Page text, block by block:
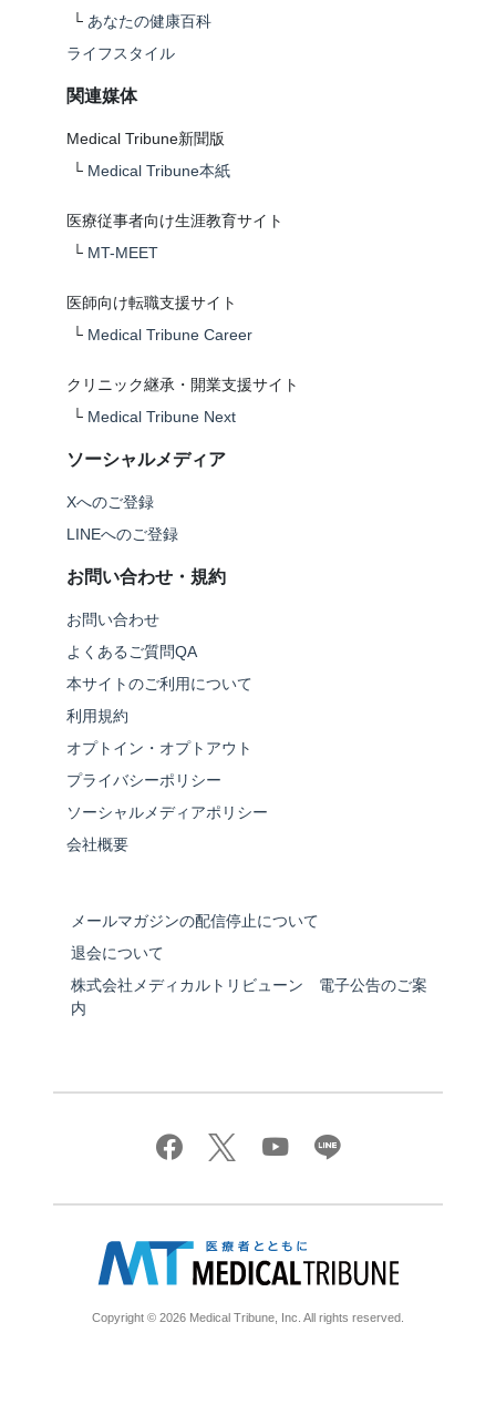
└ あなたの健康百科
ライフスタイル
関連媒体
Medical Tribune新聞版
└ Medical Tribune本紙
医療従事者向け生涯教育サイト
└ MT-MEET
医師向け転職支援サイト
└ Medical Tribune Career
クリニック継承・開業支援サイト
└ Medical Tribune Next
ソーシャルメディア
Xへのご登録
LINEへのご登録
お問い合わせ・規約
お問い合わせ
よくあるご質問QA
本サイトのご利用について
利用規約
オプトイン・オプトアウト
プライバシーポリシー
ソーシャルメディアポリシー
会社概要
メールマガジンの配信停止について
退会について
株式会社メディカルトリビューン 電子公告のご案
内
Copyright © 2026 Medical Tribune, Inc. All rights reserved.